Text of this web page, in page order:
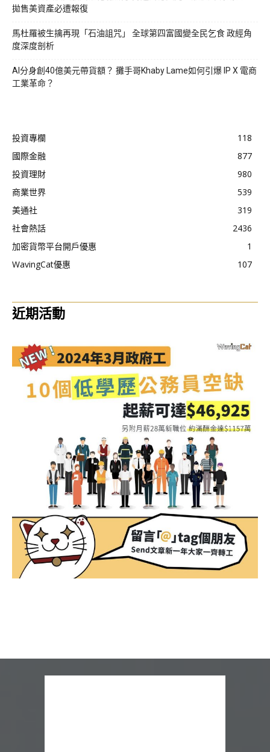
拋售美資產必遭報復
馬杜羅被生擒再現「石油詛咒」 全球第四富國變全民乞食 政經角
度深度剖析
AI分身創40億美元帶貨額？ 攤手哥Khaby Lame如何引爆 IP X 電商
工業革命？
投資專欄
118
國際金融
877
投資理財
980
商業世界
539
美通社
319
社會熱話
2436
加密貨幣平台開戶優惠
1
WavingCat優惠
107
近期活動